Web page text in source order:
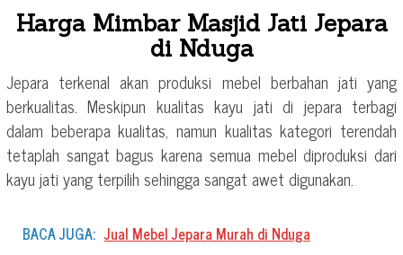
Harga Mimbar Masjid Jati Jepara
di Nduga
Jepara terkenal akan produksi mebel berbahan jati yang
berkualitas. Meskipun kualitas kayu jati di jepara terbagi
dalam beberapa kualitas, namun kualitas kategori terendah
tetaplah sangat bagus karena semua mebel diproduksi dari
kayu jati yang terpilih sehingga sangat awet digunakan.
BACA JUGA: Jual Mebel Jepara Murah di Nduga